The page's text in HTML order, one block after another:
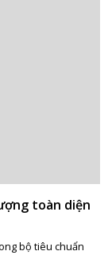
toàn diện
bộ tiêu chuẩn